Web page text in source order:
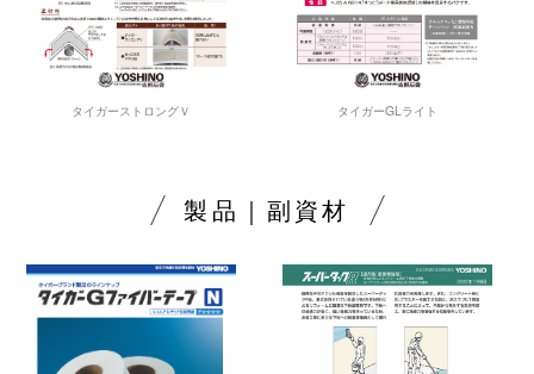
タイガーストロングＶ タイガーGLライト
製品｜副資材